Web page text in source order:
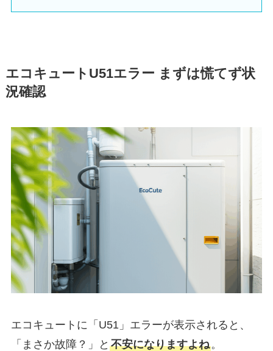
エコキュートU51エラー まずは慌てず状
況確認
エコキュートに「U51」エラーが表示されると、
「まさか故障？」と 不安になりますよね。